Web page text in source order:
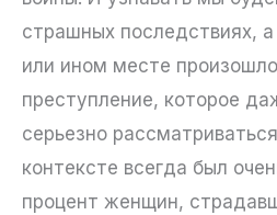
страшных последствиях,
или ином месте
преступление, которое
серьезно
контексте всегда был
процент женщин,